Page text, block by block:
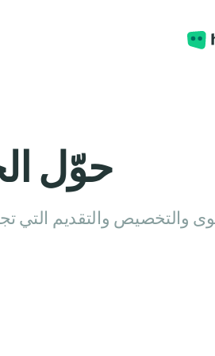
حوّل
والتخصيص والتقديم التي